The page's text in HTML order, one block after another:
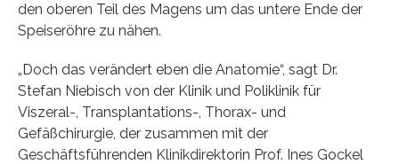
den oberen Teil des Magens um das untere Ende der
Speiseröhre zu nähen.
„Doch das verändert eben die Anatomie“, sagt Dr.
Stefan Niebisch von der Klinik und Poliklinik für
Viszeral-, Transplantations-, Thorax- und
Gefäßchirurgie, der zusammen mit der
Geschäftsführenden Klinikdirektorin Prof. Ines Gockel